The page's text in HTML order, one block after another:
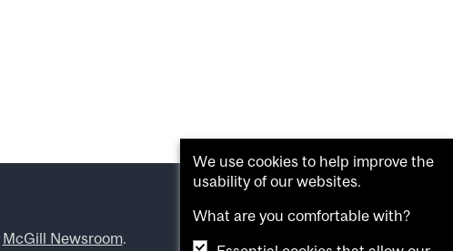
McGill Newsroom.
We use cookies to help improve the
usability of our websites.
What are you comfortable with?